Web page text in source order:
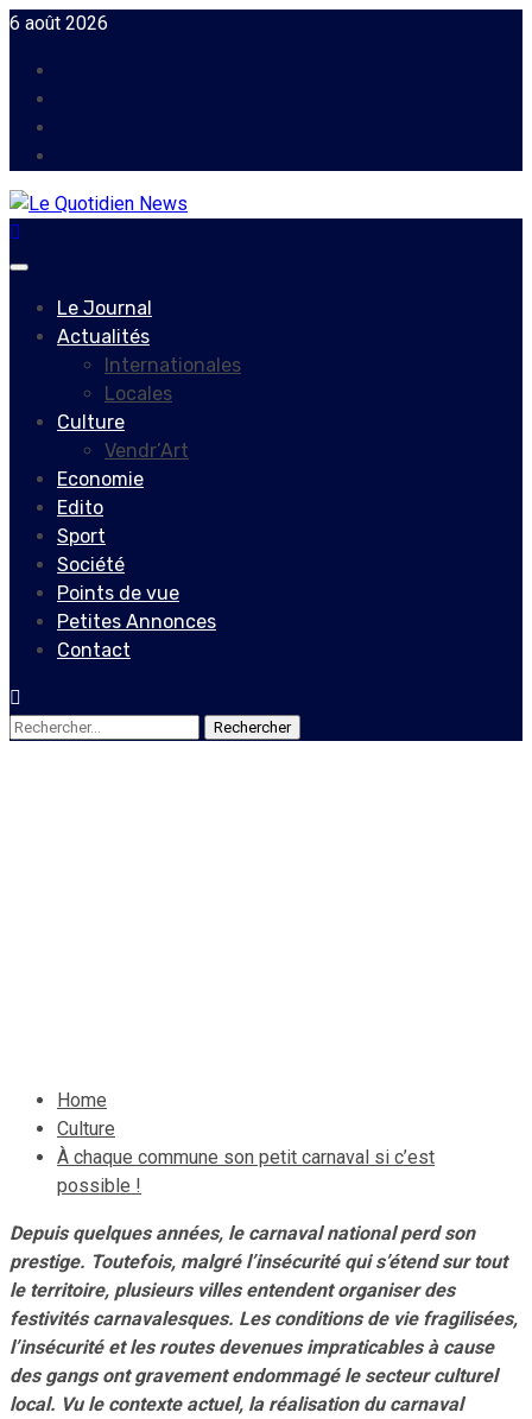
Skip
content
6 août 2026
Primary
Le Journal
Actualités
Internationales
Locales
Culture
Vendr’Art
Economie
Edito
Sport
Société
Points de vue
Petites Annonces
Contact
Rechercher :
Home
Culture
À chaque commune son petit carnaval si c’est
possible !
Depuis quelques années, le carnaval national perd son
prestige. Toutefois, malgré l’insécurité qui s’étend sur tout
le territoire, plusieurs villes entendent organiser des
festivités carnavalesques. Les conditions de vie fragilisées,
l’insécurité et les routes devenues impraticables à cause
des gangs ont gravement endommagé le secteur culturel
local. Vu le contexte actuel, la réalisation du carnaval